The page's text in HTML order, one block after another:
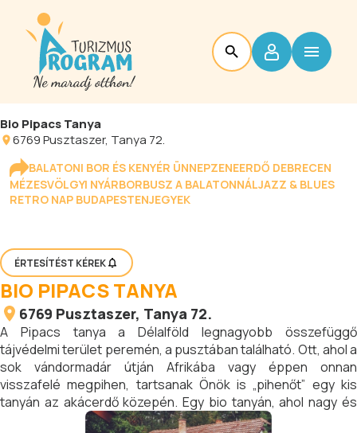
Bio Pipacs Tanya
6769Pusztaszer, Tanya 72.
BALATONI BOR ÉS KENYÉR ÜNNEPZENEERDŐ DEBRECEN
MÉZESVÖLGYI NYÁRBORBUSZ A BALATONNÁLJAZZ & BLUES
RETRO NAP BUDAPESTENJEGYEK
ÉRTESÍTÉST KÉREK
BIO PIPACS TANYA
6769 Pusztaszer, Tanya 72.
A Pipacs tanya a Délalföld legnagyobb összefüggő
tájvédelmi terület peremén, a pusztában található. Ott, ahol a
sok vándormadár útján Afrikába vagy éppen onnan
visszafelé megpihen, tartsanak Önök is „pihenőt” egy kis
tanyán az akácerdő közepén. Egy bio tanyán, ahol nagy és
kicsi, vad- és háziállatok egymás mellett és egymásból élnek.